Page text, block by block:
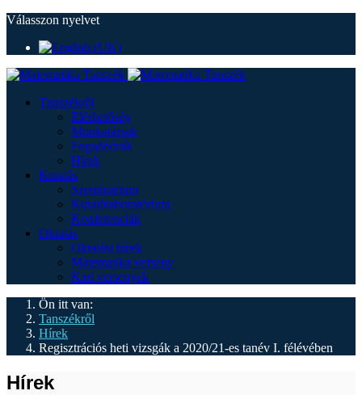
Válasszon nyelvet
Tanszékről
Elérhetőség
Munkatársak
Fogadóórák
Hírek
Kutatás
Szeminárium
Kutatólaboratórium
Konferenciák
Oktatás
Oktatási hírek
Matematika verseny
Kari versenyek
Ön itt van:
Tanszékről
Hírek
Regisztrációs heti vizsgák a 2020/21-es tanév I. félévében
Hírek